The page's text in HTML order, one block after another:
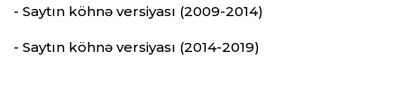
- Saytın köhnə versiyası (2009-2014)
- Saytın köhnə versiyası (2014-2019)